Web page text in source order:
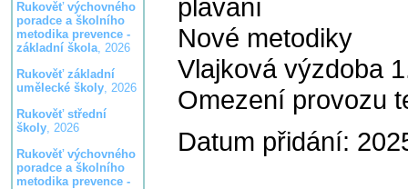
Rukověť výchovného
poradce a školního
metodika prevence -
základní škola, 2026
Rukověť základní
umělecké školy, 2026
Rukověť střední
školy, 2026
Rukověť výchovného
poradce a školního
metodika prevence -
plavání
Nové metodiky
Vlajková výzdoba
Omezení provozu
Datum přidání: